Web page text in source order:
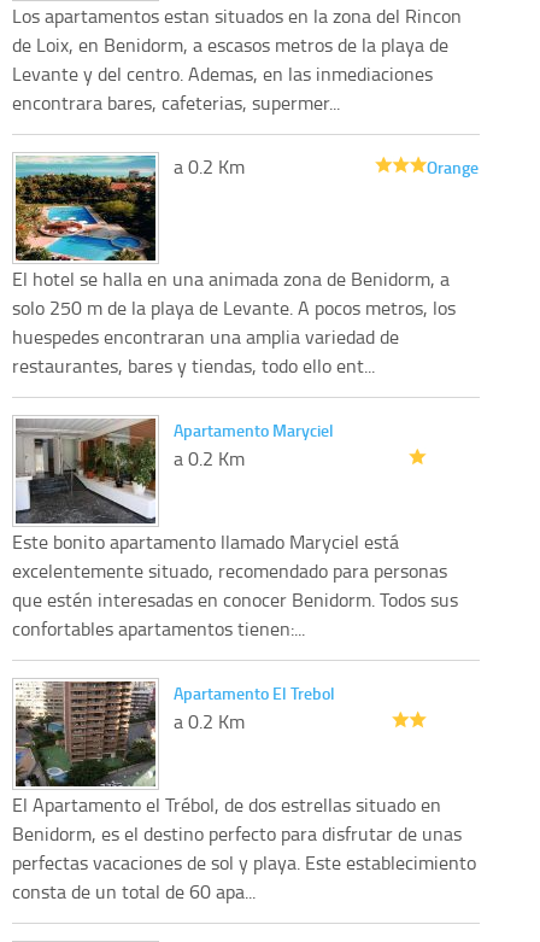
Los apartamentos estan situados en la zona del Rincon
de Loix, en Benidorm, a escasos metros de la playa de
Levante y del centro. Ademas, en las inmediaciones
encontrara bares, cafeterias, supermer...
Orange
a 0.2 Km
El hotel se halla en una animada zona de Benidorm, a
solo 250 m de la playa de Levante. A pocos metros, los
huespedes encontraran una amplia variedad de
restaurantes, bares y tiendas, todo ello ent...
Apartamento Maryciel
a 0.2 Km
Este bonito apartamento llamado Maryciel está
excelentemente situado, recomendado para personas
que estén interesadas en conocer Benidorm. Todos sus
confortables apartamentos tienen:...
Apartamento El Trebol
a 0.2 Km
El Apartamento el Trébol, de dos estrellas situado en
Benidorm, es el destino perfecto para disfrutar de unas
perfectas vacaciones de sol y playa. Este establecimiento
consta de un total de 60 apa...